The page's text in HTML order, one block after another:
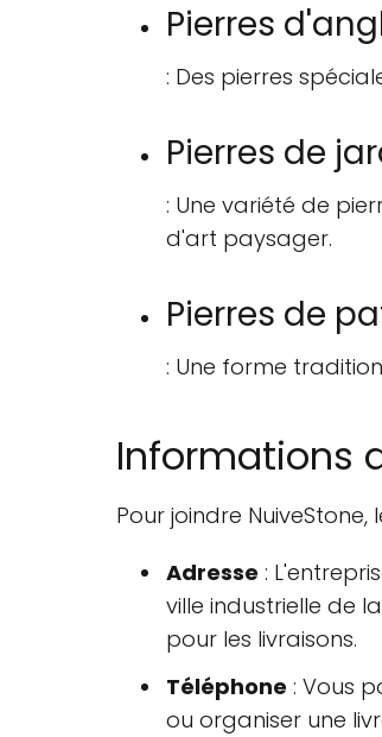
Pierres
: Des pierres
Pierres de
: Une variété de
d'art paysager.
Pierres de
: Une forme
Informations
Pour joindre
Adresse :
ville industrielle de
pour les livraisons.
Téléphone : Vous
ou organiser une